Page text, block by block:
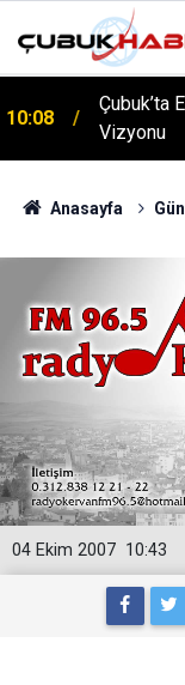
10:08
Çubuk’ta
Vizyonu
12:06
Anasayfa
10:43
04 Ekim 2007